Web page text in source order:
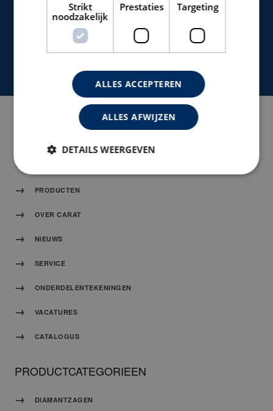
HULP NODIG?
PRODUCTEN
OVER CARAT
NIEUWS
SERVICE
ONDERDELENTEKENINGEN
VACATURES
CATALOGUS
PRODUCTCATEGORIEEN
DIAMANTZAGEN
Strikt
noodzakelijk
Prestaties Targeting
ALLES ACCEPTEREN
ALLES AFWIJZEN
DETAILS WEERGEVEN